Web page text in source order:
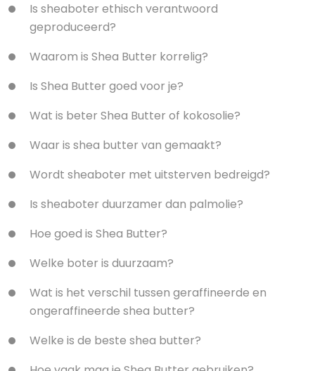
Is sheaboter ethisch verantwoord
geproduceerd?
Waarom is Shea Butter korrelig?
Is Shea Butter goed voor je?
Wat is beter Shea Butter of kokosolie?
Waar is shea butter van gemaakt?
Wordt sheaboter met uitsterven bedreigd?
Is sheaboter duurzamer dan palmolie?
Hoe goed is Shea Butter?
Welke boter is duurzaam?
Wat is het verschil tussen geraffineerde en
ongeraffineerde shea butter?
Welke is de beste shea butter?